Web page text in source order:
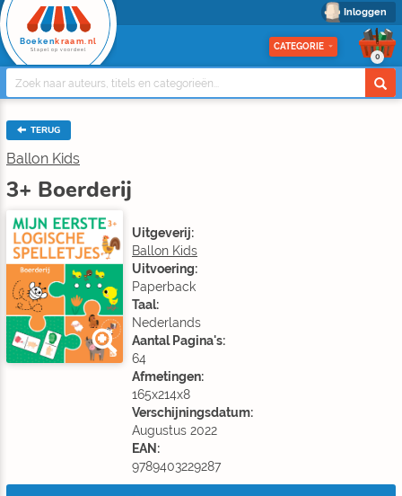
Inloggen
Boeken kraam.nl
Stapel op voordeel CATEGORIE
0
TERUG
Ballon Kids
3+ Boerderij
Uitgeverij:
Ballon Kids
Uitvoering:
Paperback
Taal:
Nederlands
Aantal Pagina's:
64
Afmetingen:
165x214x8
Verschijningsdatum:
Augustus 2022
EAN:
9789403229287